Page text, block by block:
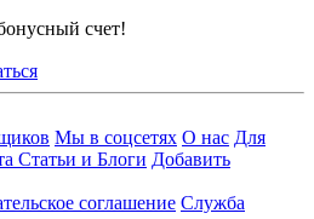
счет!
Мы в соцсетях О нас Для
Статьи и Блоги Добавить
соглашение Служба